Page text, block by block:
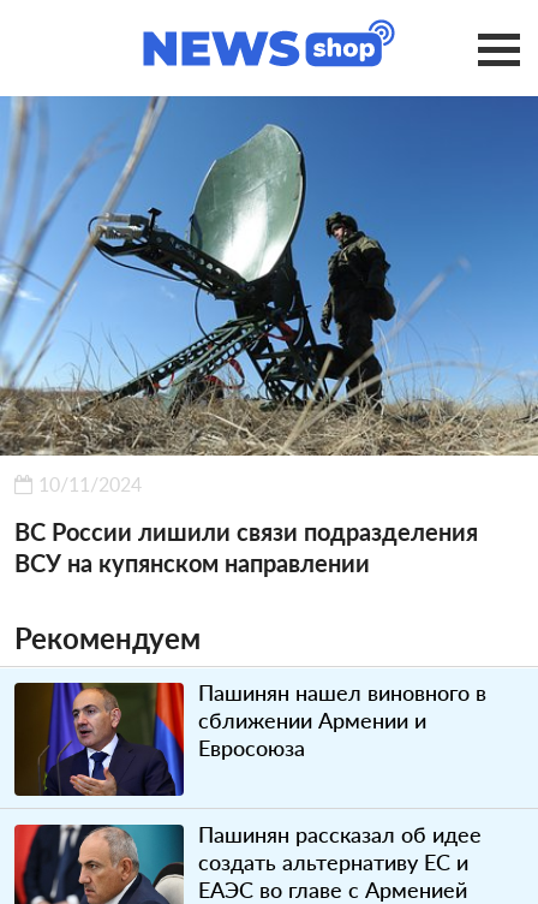
10/11/2024
ВС России лишили связи подразделения
ВСУ на купянском направлении
Рекомендуем
Пашинян нашел виновного в
сближении Армении и
Евросоюза
Пашинян рассказал об идее
создать альтернативу ЕС и
ЕАЭС во главе с Арменией